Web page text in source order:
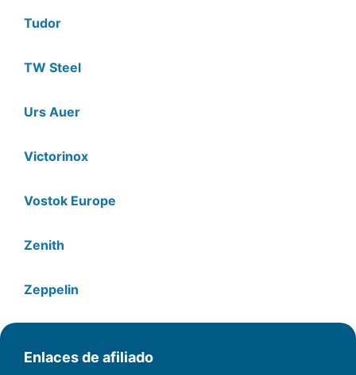
Tudor
TW Steel
Urs Auer
Victorinox
Vostok Europe
Zenith
Zeppelin
Enlaces de afiliado